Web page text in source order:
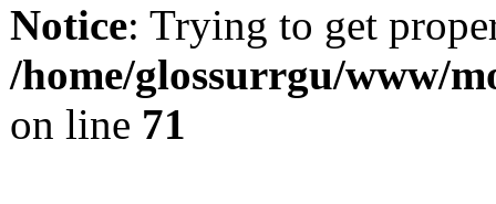
Notice: Trying to get
/home/glossurrgu/www/
on line 71